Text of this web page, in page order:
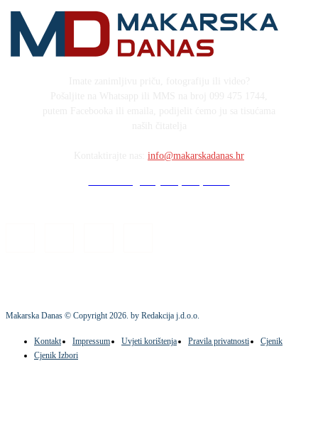
info@makarskadanas.hr
Makarska Danas © Copyright2026. by Redakcija j.d.o.o.
Kontakt Impressum Uvjeti korištenja Pravila privatnosti
Cjenik
Cjenik Izbori